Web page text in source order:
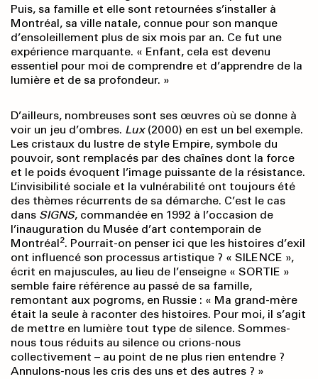
Puis, sa famille et elle sont retournées s’installer à
Montréal, sa ville natale, connue pour son manque
d’ensoleillement plus de six mois par an. Ce fut une
expérience marquante. « Enfant, cela est devenu
essentiel pour moi de comprendre et d’apprendre de la
lumière et de sa profondeur. »
D’ailleurs, nombreuses sont ses œuvres où se donne à
voir un jeu d’ombres. Lux (2000) en est un bel exemple.
Les cristaux du lustre de style Empire, symbole du
pouvoir, sont remplacés par des chaînes dont la force
et le poids évoquent l’image puissante de la résistance.
L’invisibilité sociale et la vulnérabilité ont toujours été
des thèmes récurrents de sa démarche. C’est le cas
dans SIGNS, commandée en 1992 à l’occasion de
l’inauguration du Musée d’art contemporain de
Montréal2. Pourrait-on penser ici que les histoires d’exil
ont influencé son processus artistique ? « SILENCE »,
écrit en majuscules, au lieu de l’enseigne « SORTIE »
semble faire référence au passé de sa famille,
remontant aux pogroms, en Russie : « Ma grand-mère
était la seule à raconter des histoires. Pour moi, il s’agit
de mettre en lumière tout type de silence. Sommes-
nous tous réduits au silence ou crions-nous
collectivement – au point de ne plus rien entendre ?
Annulons-nous les cris des uns et des autres ? »